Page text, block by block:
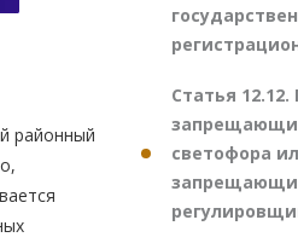
районный
Статья
светофора